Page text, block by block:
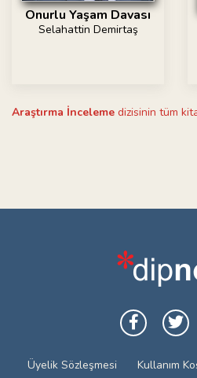
Onurlu Yaşam Davası
Selahattin Demirtaş
Araştırma İnceleme dizisinin tüm
Üyelik Sözleşmesi Kullanım